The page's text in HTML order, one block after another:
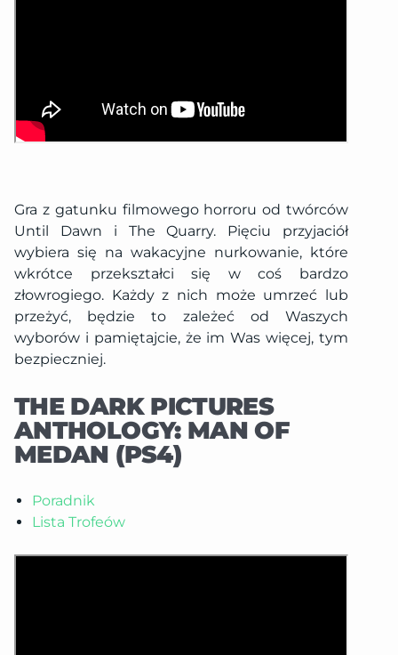
Gra z gatunku filmowego horroru od twórców
Until Dawn i The Quarry. Pięciu przyjaciół
wybiera się na wakacyjne nurkowanie, które
wkrótce przekształci się w coś bardzo
złowrogiego. Każdy z nich może umrzeć lub
przeżyć, będzie to zależeć od Waszych
wyborów i pamiętajcie, że im Was więcej, tym
bezpieczniej.
THE DARK PICTURES
ANTHOLOGY: MAN OF
MEDAN (PS4)
Poradnik
Lista Trofeów